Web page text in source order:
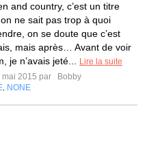
and country, c’est un titre
ne sait pas trop à quoi
on se doute que c’est
mais après… Avant de voir
je n’avais jeté...
Lire la suite
mai 2015 par
Bobby
NONE